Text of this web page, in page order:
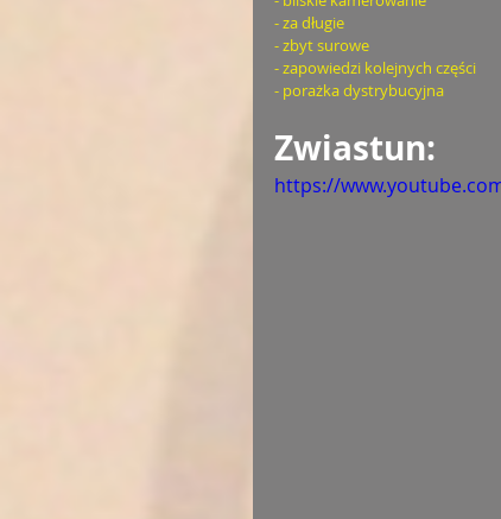
- za długie
- zbyt surowe
- zapowiedzi kolejnych części
- porażka dystrybucyjna
Zwiastun:
https://